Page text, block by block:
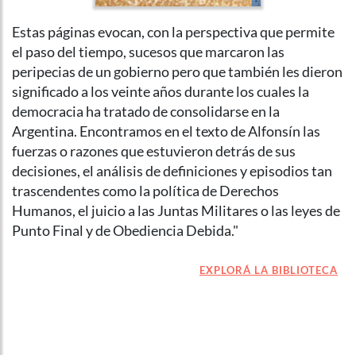
Estas páginas evocan, con la perspectiva que permite
el paso del tiempo, sucesos que marcaron las
peripecias de un gobierno pero que también les dieron
significado a los veinte años durante los cuales la
democracia ha tratado de consolidarse en la
Argentina. Encontramos en el texto de Alfonsín las
fuerzas o razones que estuvieron detrás de sus
decisiones, el análisis de definiciones y episodios tan
trascendentes como la política de Derechos
Humanos, el juicio a las Juntas Militares o las leyes de
Punto Final y de Obediencia Debida."
EXPLORÁ LA BIBLIOTECA